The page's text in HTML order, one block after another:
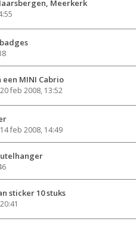
Meerkerk
MINI Cabrio
20 feb 2008, 13:52
14 feb 2008, 14:49
sticker 10 stuks